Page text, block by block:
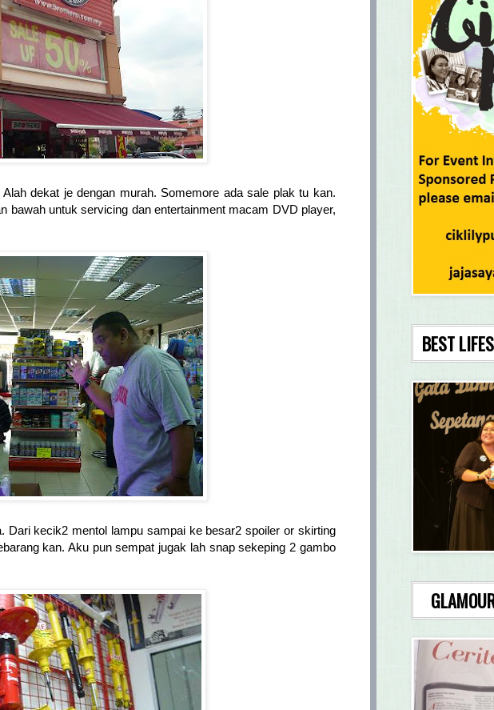
dekat je dengan murah. Somemore ada sale plak tu kan.
bawah untuk servicing dan entertainment macam DVD player,
Dari kecik2 mentol lampu sampai ke besar2 spoiler or skirting
kan. Aku pun sempat jugak lah snap sekeping 2 gambo
BEST